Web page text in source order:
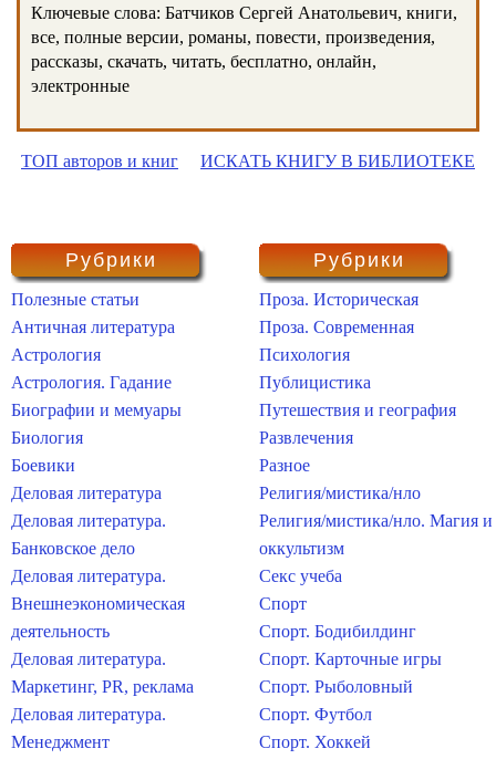
Ключевые слова: Батчиков Сергей Анатольевич, книги,
все, полные версии, романы, повести, произведения,
рассказы, скачать, читать, бесплатно, онлайн,
электронные
ТОП авторов и книг ИСКАТЬ КНИГУ В БИБЛИОТЕКЕ
Рубрики
Полезные статьи
Античная литература
Астрология
Астрология. Гадание
Биографии и мемуары
Биология
Боевики
Деловая литература
Деловая литература.
Банковское дело
Деловая литература.
Внешнеэкономическая
деятельность
Деловая литература.
Маркетинг, PR, реклама
Деловая литература.
Менеджмент
Рубрики
Проза. Историческая
Проза. Современная
Психология
Публицистика
Путешествия и география
Развлечения
Разное
Религия/мистика/нло
Религия/мистика/нло. Магия и
оккультизм
Секс учеба
Спорт
Спорт. Бодибилдинг
Спорт. Карточные игры
Спорт. Рыболовный
Спорт. Футбол
Спорт. Хоккей